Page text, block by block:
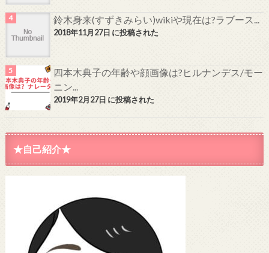
鈴木身来(すずきみらい)wikiや現在は?ラブース...
2018年11月27日 に投稿された
四本木典子の年齢や顔画像は?ヒルナンデス/モー
ニン...
2019年2月27日 に投稿された
★自己紹介★